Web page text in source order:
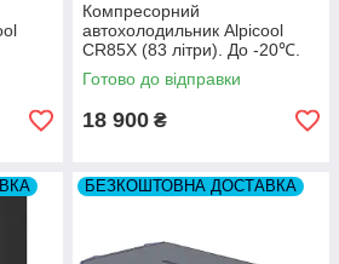
Компресорний
автохолодильник Alpicool
CR85X (83 літри). До -20℃.
(12, 24 вольт)
Готово до відправки
18 900 ₴
БЕЗКОШТОВНА ДОСТАВКА